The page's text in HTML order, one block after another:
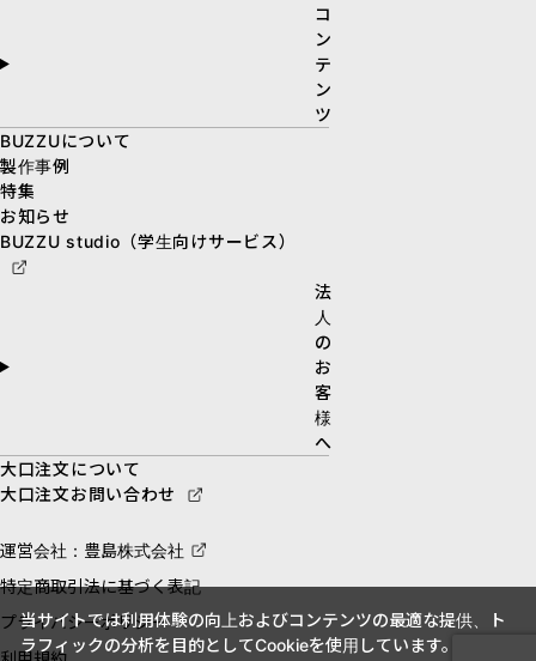
コ
ン
テ
ン
ツ
BUZZUについて
製作事例
特集
お知らせ
BUZZU studio（学生向けサービス）
法
人
の
お
客
様
へ
大口注文について
大口注文お問い合わせ
運営会社：豊島株式会社
特定商取引法に基づく表記
プライバシーポリシー
当サイトでは利用体験の向上およびコンテンツの最適な提供、ト
ラフィックの分析を目的としてCookieを使用しています。